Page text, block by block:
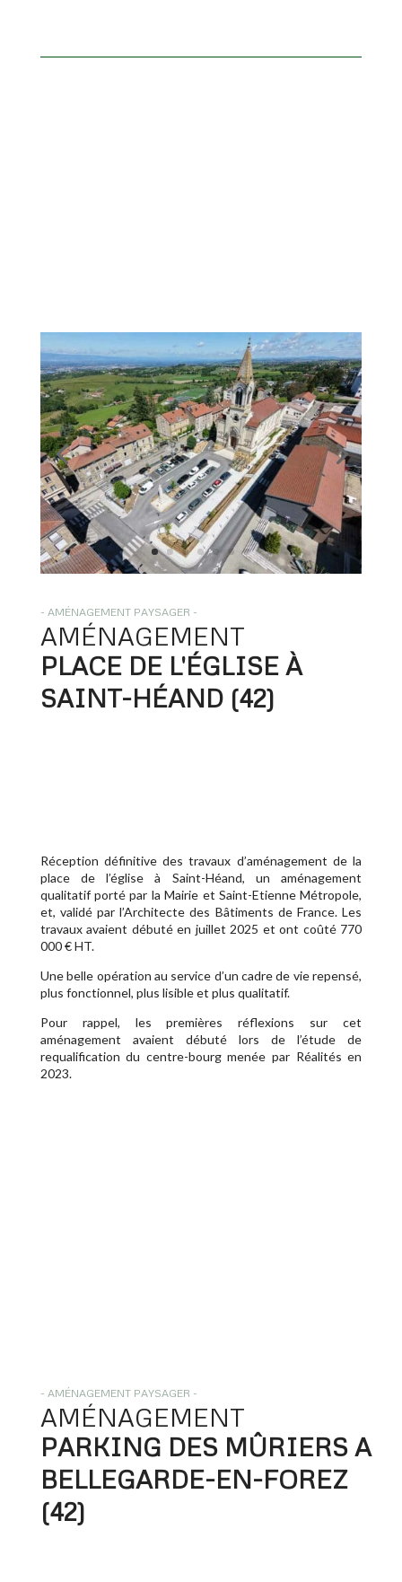
- AMÉNAGEMENT PAYSAGER -
AMÉNAGEMENT
PLACE DE L'ÉGLISE À
SAINT-HÉAND (42)
Réception définitive des travaux d’aménagement de la
place de l’église à Saint-Héand, un aménagement
qualitatif porté par la Mairie et Saint-Etienne Métropole,
et, validé par l’Architecte des Bâtiments de France. Les
travaux avaient débuté en juillet 2025 et ont coûté 770
000 € HT.
Une belle opération au service d’un cadre de vie repensé,
plus fonctionnel, plus lisible et plus qualitatif.
Pour rappel, les premières réflexions sur cet
aménagement avaient débuté lors de l’étude de
requalification du centre-bourg menée par Réalités en
2023.
- AMÉNAGEMENT PAYSAGER -
AMÉNAGEMENT
PARKING DES MÛRIERS A
BELLEGARDE-EN-FOREZ
(42)